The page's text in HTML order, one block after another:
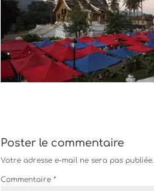
Poster le commentaire
Votre adresse e-mail ne sera pas publiée.
Commentaire*